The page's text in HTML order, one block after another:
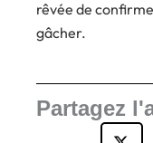
rêvée de
gâcher.
Partagez